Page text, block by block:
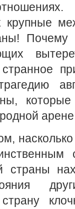
крупные
страны